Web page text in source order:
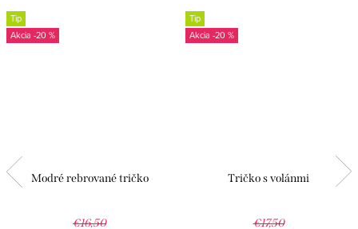
Tip
-20 %
Modré rebrované tričko
€16,50
Tip
-20 %
Tričko s volánmi
€17,50